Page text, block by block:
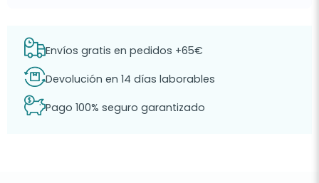
Envíos gratis en pedidos +65€
Devolución en 14 días laborables
Pago 100% seguro garantizado